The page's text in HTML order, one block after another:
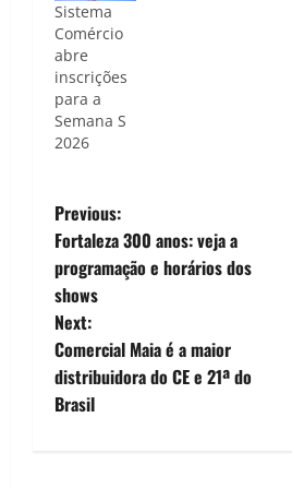
Sistema
Comércio
abre
inscrições
para a
Semana S
2026
P
o
s
t
n
Previous:
Fortaleza 300 anos: veja a
programação e horários dos
shows
Next:
Comercial Maia é a maior
distribuidora do CE e 21ª do
Brasil